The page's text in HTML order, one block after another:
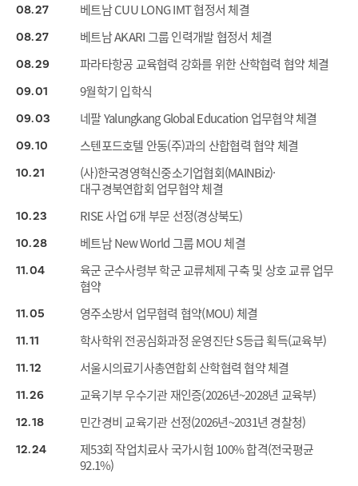
08 27 베트남 CUU LONG IMT 협정서 체결
08 27 베트남 AKARI 그룹 인력개발 협정서 체결
08 29 파라타항공 교육협력 강화를 위한 산학협력 협약 체결
09 01 9월학기 입학식
09 03 네팔 Yalungkang Global Education 업무협약 체결
09 10 스텐포드호텔 안동(주)과의 산합협력 협약 체결
10 21
(사)한국경영혁신중소기업협회(MAINBiz)·
대구경북연합회 업무협약 체결
10 23 RISE 사업 6개 부문 선정(경상북도)
10 28 베트남 New World 그룹 MOU 체결
11 04
육군 군수사령부 학군 교류체제 구축 및 상호 교류 업무
협약
11 05 영주소방서 업무협력 협약(MOU) 체결
11 11 학사학위 전공심화과정 운영진단 S등급 획득(교육부)
11 12 서울시의료기사총연합회 산학협력 협약 체결
11 26 교육기부 우수기관 재인증(2026년~2028년 교육부)
12 18 민간경비 교육기관 선정(2026년~2031년 경찰청)
12 24
제53회 작업치료사 국가시험 100% 합격(전국평균
92.1%)